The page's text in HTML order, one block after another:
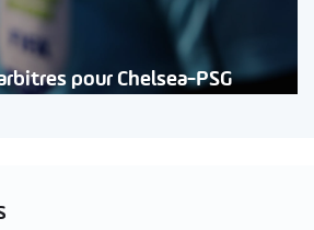
pour Chelsea-PSG